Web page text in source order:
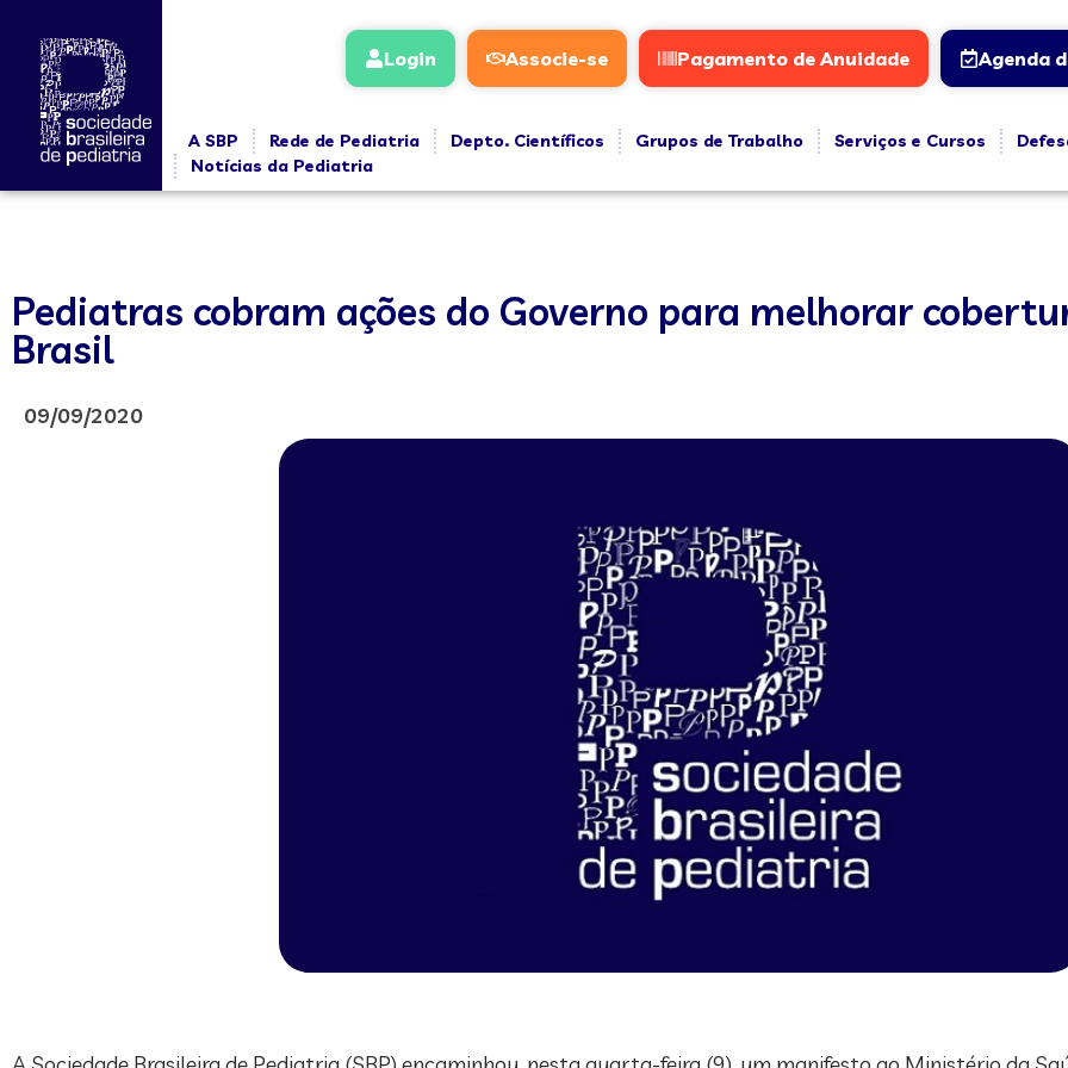
Login Associe-se Pagamento de Anuidade Agenda
A SBP Rede de Pediatria Depto. Científicos Grupos de Trabalho Serviços e Cursos
Notícias da Pediatria
Pediatras cobram ações do Governo para melhorar
Brasil
09/09/2020